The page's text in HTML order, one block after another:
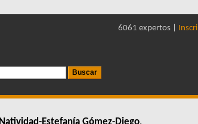
6061 expertos |
Natividad-Estefanía Gómez-Diego.